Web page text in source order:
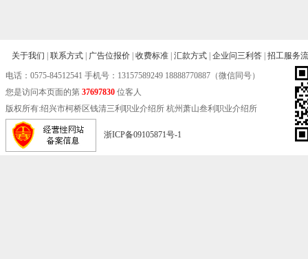
关于我们 联系方式 广告位报价 收费标准 汇款方式 企业问三利答 招工服务
电话： 0575-84512541 手机号：13157589249 18888770887（微信同号）
您是访问本页面的第 37697830 位客人
版权所有:绍兴市柯桥区钱清三利职业介绍所 杭州萧山叁利职业介绍所
浙ICP备09105871号-1